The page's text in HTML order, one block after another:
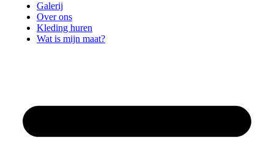
Galerij
Over ons
Kleding huren
Wat is mijn maat?